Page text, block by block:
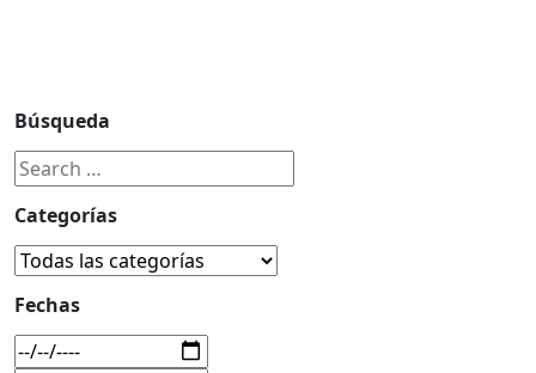
Búsqueda
Categorías
Fechas